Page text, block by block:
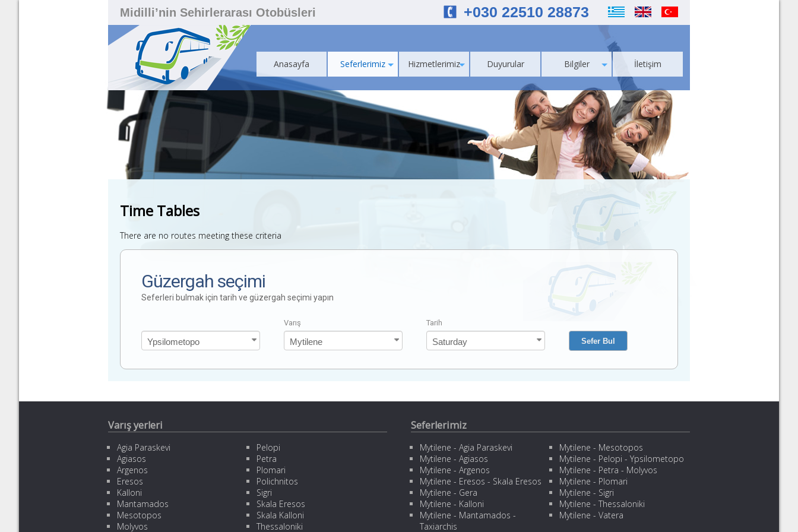
Midilli’nin Sehirlerarası Otobüsleri +030 22510 28873
Anasayfa Seferlerimiz Hizmetlerimiz Duyurular Bilgiler İletişim
Time Tables
There are no routes meeting these criteria
Güzergah seçimi
Seferleri bulmak için tarih ve güzergah seçimi yapın
Varış Tarih
Varış yerleri Seferlerimiz
Agia Paraskevi
Agiasos
Argenos
Eresos
Kalloni
Mantamados
Mesotopos
Molyvos
Pelopi
Petra
Plomari
Polichnitos
Sigri
Skala Eresos
Skala Kalloni
Thessaloniki
Mytilene - Agia Paraskevi
Mytilene - Agiasos
Mytilene - Argenos
Mytilene - Eresos - Skala Eresos
Mytilene - Gera
Mytilene - Kalloni
Mytilene - Mantamados -
Taxiarchis
Mytilene - Mesotopos
Mytilene - Pelopi - Ypsilometopo
Mytilene - Petra - Molyvos
Mytilene - Plomari
Mytilene - Sigri
Mytilene - Thessaloniki
Mytilene - Vatera